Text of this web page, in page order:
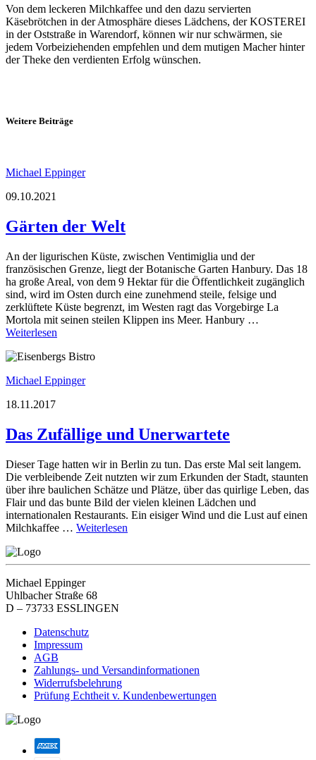
Von dem leckeren Milchkaffee und den dazu servierten
Käsebrötchen in der Atmosphäre dieses Lädchens, der KOSTEREI
in der Oststraße in Warendorf, können wir nur schwärmen, sie
jedem Vorbeiziehenden empfehlen und dem mutigen Macher hinter
der Theke den verdienten Erfolg wünschen.
Weitere Beiträge
Michael Eppinger
09.10.2021
Gärten der Welt
An der ligurischen Küste, zwischen Ventimiglia und der
französischen Grenze, liegt der Botanische Garten Hanbury. Das 18
ha große Areal, von dem 9 Hektar für die Öffentlichkeit zugänglich
sind, wird im Osten durch eine zunehmend steile, felsige und
zerklüftete Küste begrenzt, im Westen ragt das Vorgebirge La
Mortola mit seinen steilen Klippen ins Meer. Hanbury …
Weiterlesen
Michael Eppinger
18.11.2017
Das Zufällige und Unerwartete
Dieser Tage hatten wir in Berlin zu tun. Das erste Mal seit langem.
Die verbleibende Zeit nutzten wir zum Erkunden der Stadt, staunten
über ihre baulichen Schätze und Plätze, über das quirlige Leben, das
Flair und das bunte Bild der vielen kleinen Lädchen und
internationalen Restaurants. Ein eisiger Wind und die Lust auf einen
Milchkaffee … Weiterlesen
Michael Eppinger
Uhlbacher Straße 68
D – 73733 ESSLINGEN
Datenschutz
Impressum
AGB
Zahlungs- und Versandinformationen
Widerrufsbelehrung
Prüfung Echtheit v. Kundenbewertungen